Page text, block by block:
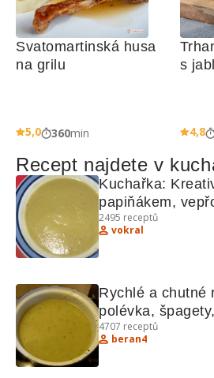
Svatomartinská husa
na grilu
5,0 360min
s
4,8
Recept najdete v
Kuchařka:
papiňákem,
sněhovým
2495 receptů
vokral
Rychlé a chutné
polévka,
4707 receptů
beran4